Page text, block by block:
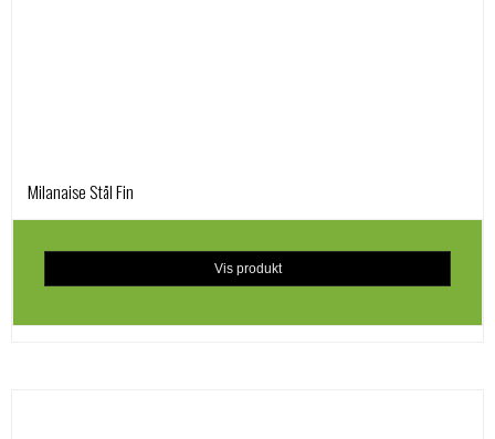
Milanaise Stål Fin
Vis produkt